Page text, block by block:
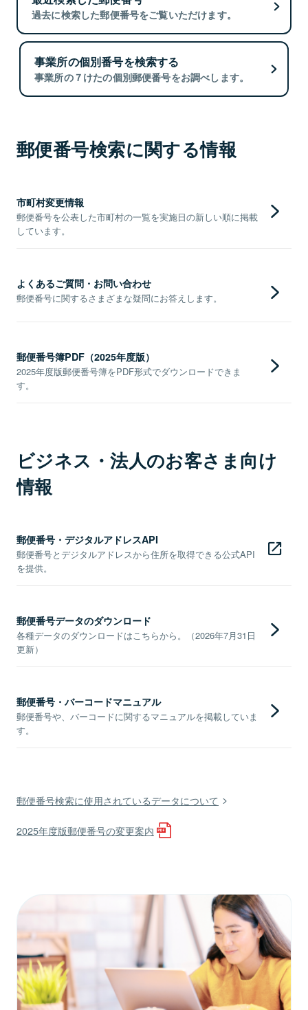
過去に検索した郵便番号をご覧いただけます。
事業所の個別番号を検索する
事業所の７けたの個別郵便番号をお調べします。
郵便番号検索に関する情報
市町村変更情報
郵便番号を公表した市町村の一覧を実施日の新しい順に掲載
しています。
よくあるご質問・お問い合わせ
郵便番号に関するさまざまな疑問にお答えします。
郵便番号簿PDF（2025年度版）
2025年度版郵便番号簿をPDF形式でダウンロードできま
す。
ビジネス・法人のお客さま向け
情報
郵便番号・デジタルアドレスAPI
郵便番号とデジタルアドレスから住所を取得できる公式API
を提供。
郵便番号データのダウンロード
各種データのダウンロードはこちらから。（2026年7月31日
更新）
郵便番号・バーコードマニュアル
郵便番号や、バーコードに関するマニュアルを掲載していま
す。
郵便番号検索に使用されているデータについて
2025年度版郵便番号の変更案内